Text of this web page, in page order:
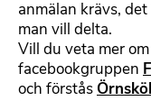
anmälan krävs,
man vill delta.
Vill du veta mer
facebookgruppen
och förstås